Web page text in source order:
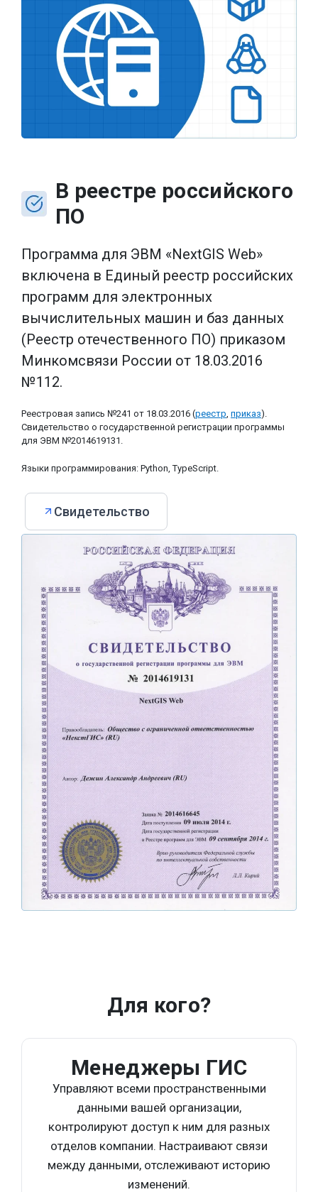
В реестре российского
ПО
Программа для ЭВМ «NextGIS Web»
включена в Единый реестр российских
программ для электронных
вычислительных машин и баз данных
(Реестр отечественного ПО) приказом
Минкомсвязи России от 18.03.2016
№112.
Реестровая запись №241 от 18.03.2016 (реестр приказ).
Свидетельство о государственной регистрации программы
для ЭВМ №2014619131.
Языки программирования: Python, TypeScript.
Свидетельство
Для кого?
Менеджеры ГИС
Управляют всеми пространственными
данными вашей организации,
контролируют доступ к ним для разных
отделов компании. Настраивают связи
между данными, отслеживают историю
изменений.